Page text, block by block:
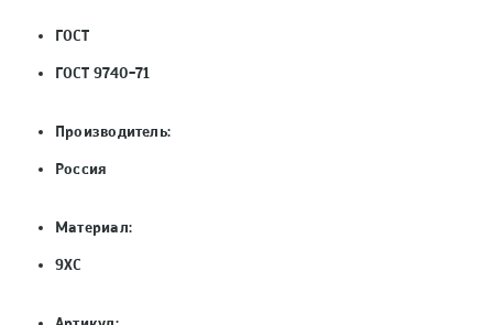
ГОСТ
ГОСТ 9740-71
Производитель:
Россия
Материал:
9ХС